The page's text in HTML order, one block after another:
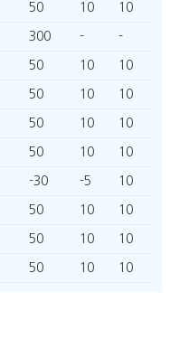
50 10 10
300 - -
50 10 10
50 10 10
50 10 10
50 10 10
-30 -5 10
50 10 10
50 10 10
50 10 10